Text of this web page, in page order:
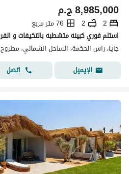
ج.م8,985,000
2
2
76 متر مربع
جايا، راس الحكمة، الساحل الشمالي، مطروح
الإيميل
اتصل